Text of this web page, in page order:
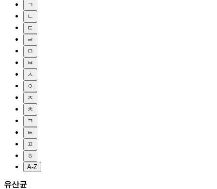
ㄱ
ㄴ
ㄷ
ㄹ
ㅁ
ㅂ
ㅅ
ㅇ
ㅈ
ㅊ
ㅋ
ㅌ
ㅍ
ㅎ
A-Z
유산균